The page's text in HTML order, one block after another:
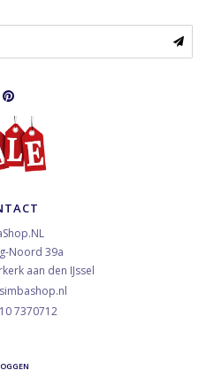
Noord 39a
aan den IJssel
7370712